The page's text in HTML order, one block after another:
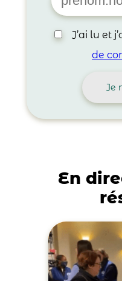
J’ai lu et
de
En